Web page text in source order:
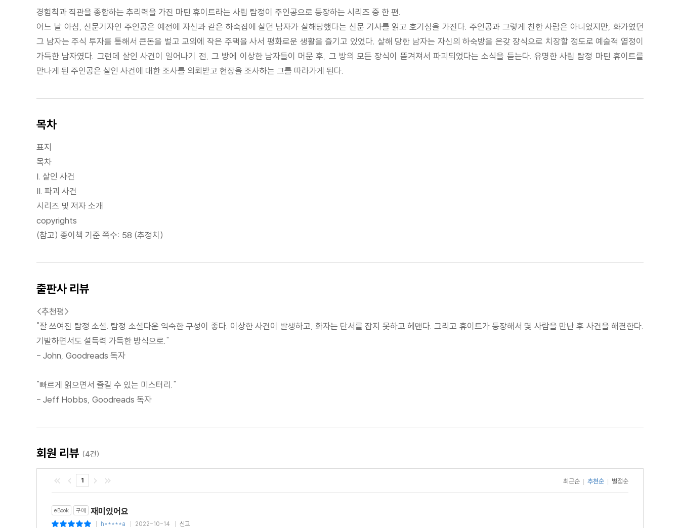
경험칙과 직관을 종합하는 추리력을 가진 마틴 휴이트라는 사립 탐정이 주인공으로 등장하는 시리즈 중 한 편.
어느 날 아침, 신문기자인 주인공은 예전에 자신과 같은 하숙집에 살던 남자가 살해당했다는 신문 기사를 읽고 호기심을 가진다. 주인공과 그렇게 친한 사람은 아니었지만, 화가였던
그 남자는 주식 투자를 통해서 큰돈을 벌고 교외에 작은 주택을 사서 평화로운 생활을 즐기고 있었다. 살해 당한 남자는 자신의 하숙방을 온갖 장식으로 치장할 정도로 예술적 열정이
가득한 남자였다. 그런데 살인 사건이 일어나기 전, 그 방에 이상한 남자들이 머문 후, 그 방의 모든 장식이 뜯겨져서 파괴되었다는 소식을 듣는다. 유명한 사립 탐정 마틴 휴이트를
만나게 된 주인공은 살인 사건에 대한 조사를 의뢰받고 현장을 조사하는 그를 따라가게 된다.
목차
표지
목차
I. 살인 사건
II. 파괴 사건
시리즈 및 저자 소개
copyrights
(참고) 종이책 기준 쪽수: 58 (추정치)
출판사 리뷰
<추천평>
"잘 쓰여진 탐정 소설. 탐정 소설다운 익숙한 구성이 좋다. 이상한 사건이 발생하고, 화자는 단서를 잡지 못하고 헤맨다. 그리고 휴이트가 등장해서 몇 사람을 만난 후 사건을 해결한다.
기발하면서도 설득력 가득한 방식으로."
- John, Goodreads 독자
"빠르게 읽으면서 즐길 수 있는 미스터리."
- Jeff Hobbs, Goodreads 독자
회원 리뷰 (4건)
1 최근순 | 추천순 | 별점순
eBook 구매 재미있어요
h*****a 2022-10-14 신고